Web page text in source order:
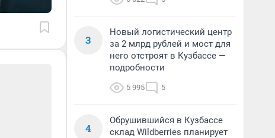
3
Новый логистический центр
за 2 млрд рублей и мост для
него отстроят в Кузбассе —
подробности
5 995 5
4
Обрушившийся в Кузбассе
склад Wildberries планирует